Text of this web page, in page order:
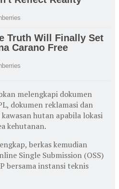
melengkapi dokumen
dokumen reklamasi dan
hutan apabila lokasi
kehutanan.
berkas kemudian
Single Submission (OSS)
bersama instansi teknis